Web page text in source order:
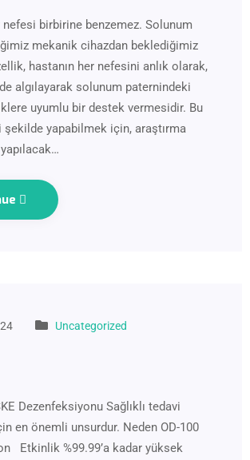
nefesi birbirine benzemez. Solunum
mekanik cihazdan beklediğimiz
hastanın her nefesini anlık olarak,
algılayarak solunum paternindeki
uyumlu bir destek vermesidir. Bu
yapabilmek için, araştırma
Uncategorized
Dezenfeksiyonu Sağlıklı tedavi
en önemli unsurdur. Neden OD-100
Etkinlik %99.99’a kadar yüksek